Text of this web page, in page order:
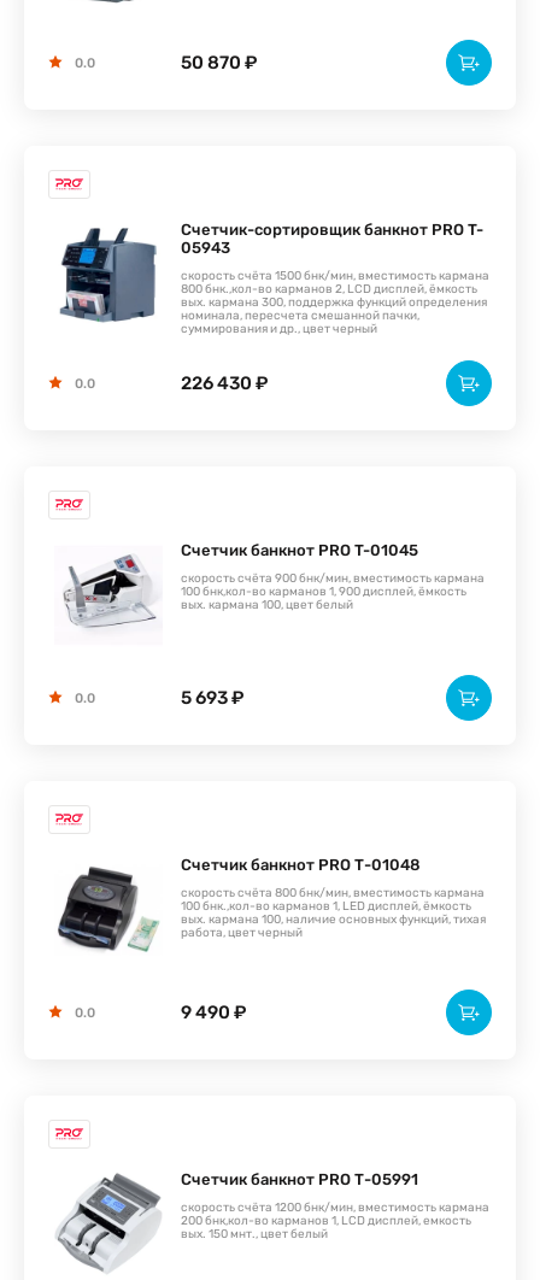
0.0 50 870 ₽
0.0
Счетчик-сортировщик банкнот PRO T-
05943
скорость счёта 1500 бнк/мин, вместимость кармана
800 бнк.,кол-во карманов 2, LCD дисплей, ёмкость
вых. кармана 300, поддержка функций определения
номинала, пересчета смешанной пачки,
суммирования и др., цвет черный
226 430 ₽
0.0
Счетчик банкнот PRO T-01045
скорость счёта 900 бнк/мин, вместимость кармана
100 бнк,кол-во карманов 1, 900 дисплей, ёмкость
вых. кармана 100, цвет белый
5 693 ₽
0.0
Счетчик банкнот PRO Т-01048
скорость счёта 800 бнк/мин, вместимость кармана
100 бнк.,кол-во карманов 1, LED дисплей, ёмкость
вых. кармана 100, наличие основных функций, тихая
работа, цвет черный
9 490 ₽
Счетчик банкнот PRO Т-05991
скорость счёта 1200 бнк/мин, вместимость кармана
200 бнк,кол-во карманов 1, LCD дисплей, емкость
вых. 150 мнт., цвет белый